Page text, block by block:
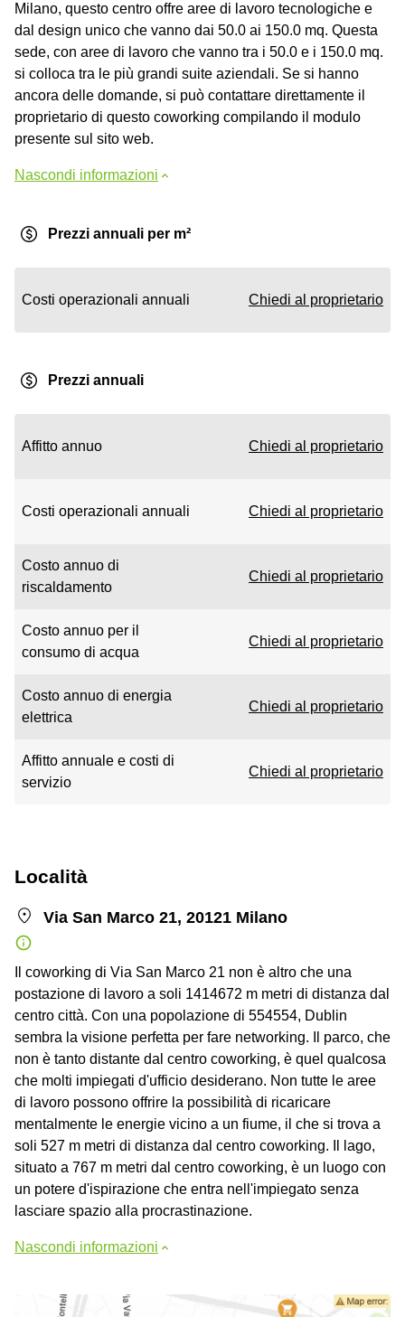
Milano, questo centro offre aree di lavoro tecnologiche e
dal design unico che vanno dai 50.0 ai 150.0 mq. Questa
sede, con aree di lavoro che vanno tra i 50.0 e i 150.0 mq.
si colloca tra le più grandi suite aziendali. Se si hanno
ancora delle domande, si può contattare direttamente il
proprietario di questo coworking compilando il modulo
presente sul sito web.
Nascondi informazioni
Prezzi annuali per m²
Costi operazionali annuali Chiedi al proprietario
Prezzi annuali
Affitto annuo Chiedi al proprietario
Costi operazionali annuali Chiedi al proprietario
Costo annuo di
riscaldamento
Chiedi al proprietario
Costo annuo per il
consumo di acqua
Chiedi al proprietario
Costo annuo di energia
elettrica
Chiedi al proprietario
Affitto annuale e costi di
servizio
Chiedi al proprietario
Località
Via San Marco 21, 20121 Milano
Il coworking di Via San Marco 21 non è altro che una
postazione di lavoro a soli 1414672 m metri di distanza dal
centro città. Con una popolazione di 554554, Dublin
sembra la visione perfetta per fare networking. Il parco, che
non è tanto distante dal centro coworking, è quel qualcosa
che molti impiegati d'ufficio desiderano. Non tutte le aree
di lavoro possono offrire la possibilità di ricaricare
mentalmente le energie vicino a un fiume, il che si trova a
soli 527 m metri di distanza dal centro coworking. Il lago,
situato a 767 m metri dal centro coworking, è un luogo con
un potere d'ispirazione che entra nell'impiegato senza
lasciare spazio alla procrastinazione.
Nascondi informazioni